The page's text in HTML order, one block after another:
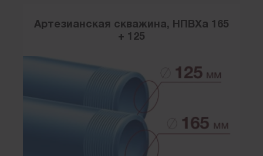
Артезианская скважина, НПВХа 165
+ 125